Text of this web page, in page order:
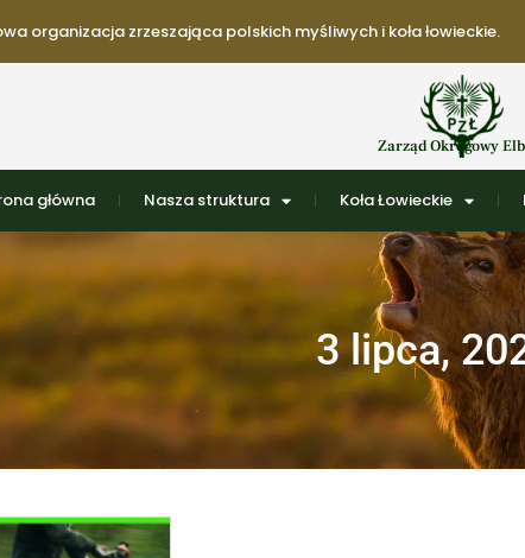
organizacja zrzeszająca polskich myśliwych i koła łowieckie.
Zarząd Okręgowy
główna Nasza struktura Koła Łowieckie
3 lipca,